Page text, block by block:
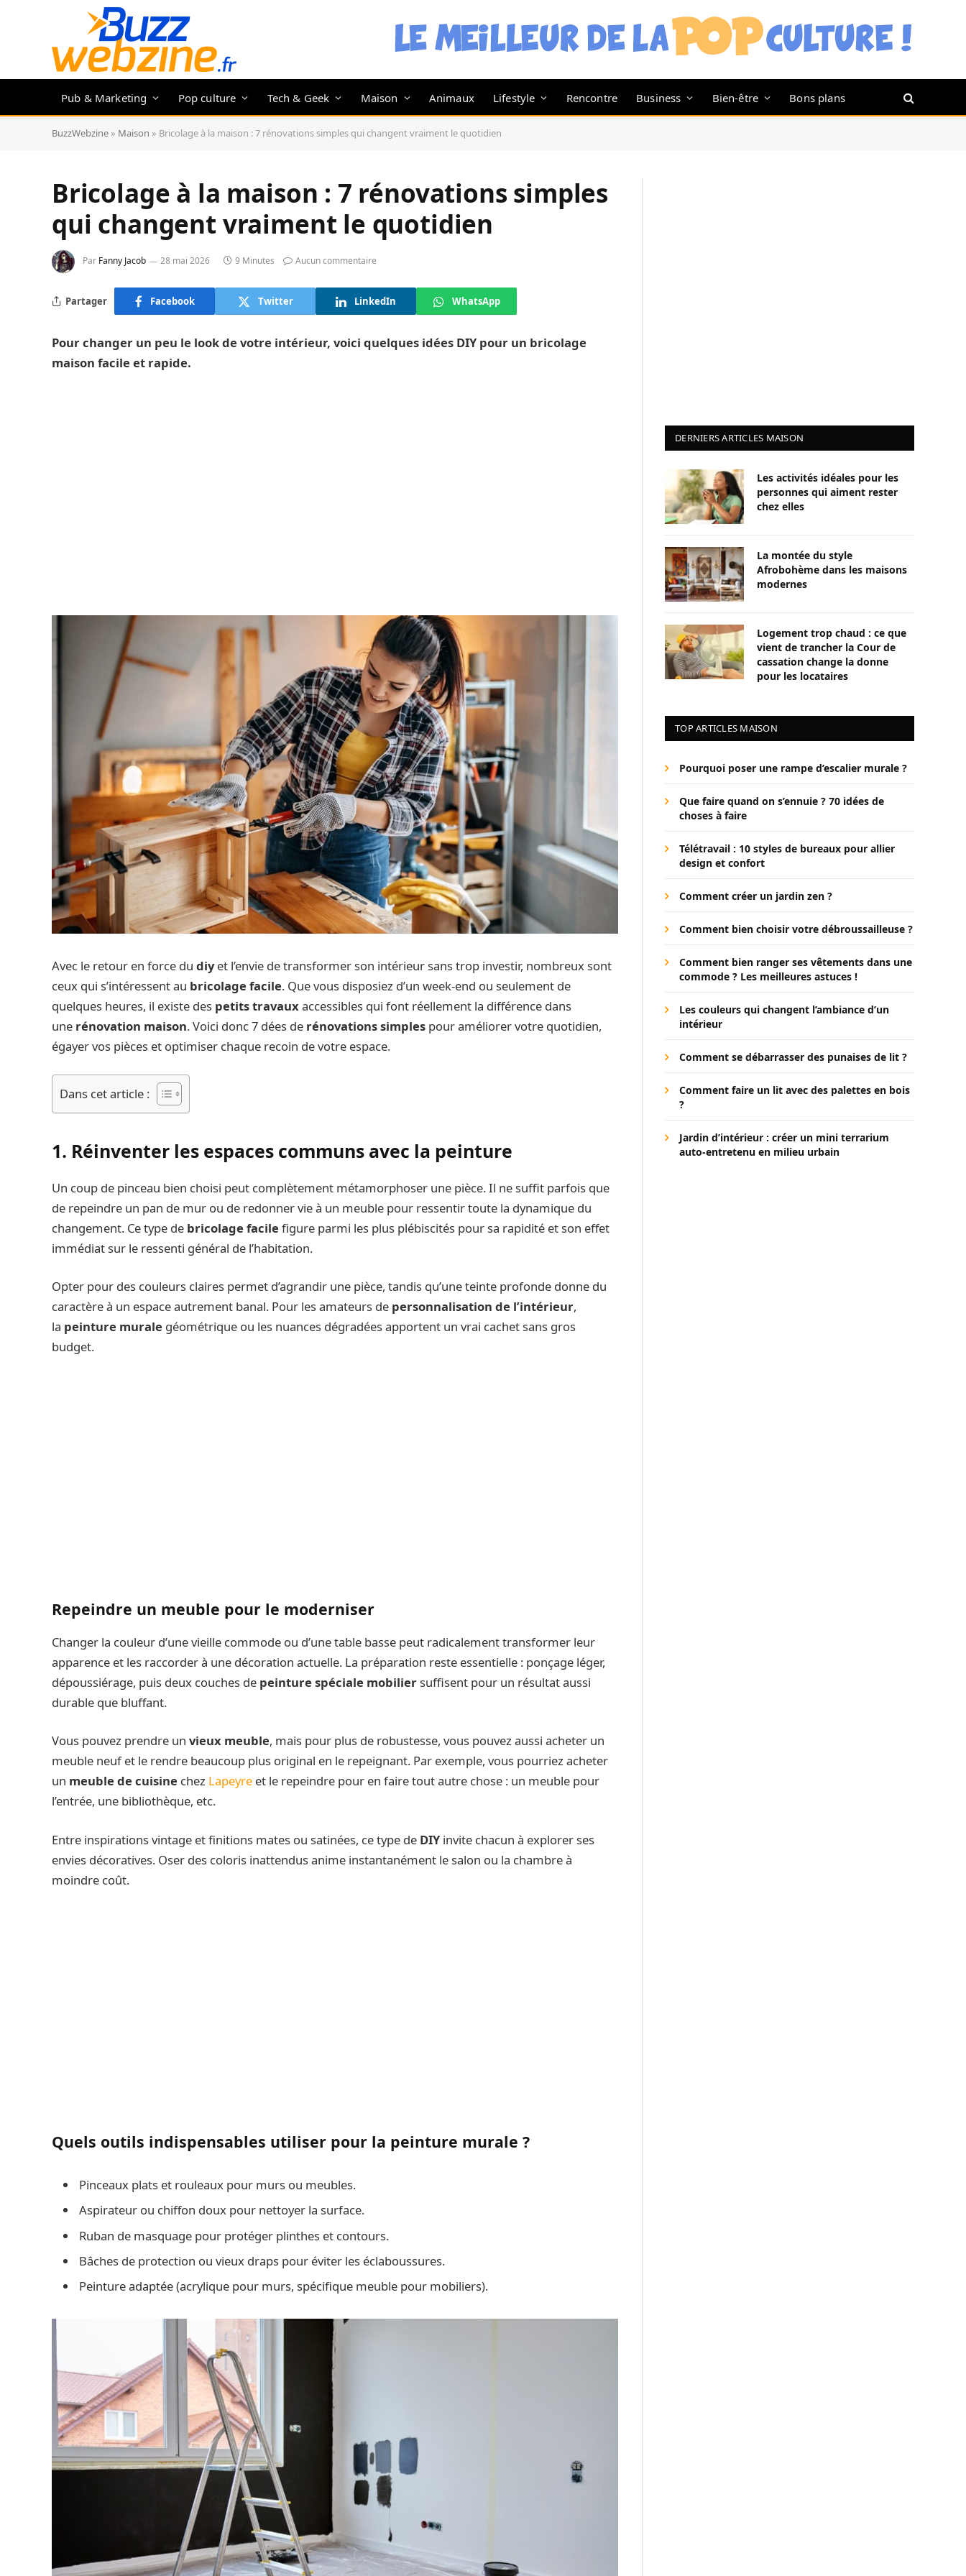
Pub & Marketing Pop culture Tech & Geek Maison Animaux Lifestyle Rencontre Business Bien-être Bons plans
BuzzWebzine » Maison » Bricolage à la maison : 7 rénovations simples qui changent vraiment le quotidien
Bricolage à la maison : 7 rénovations simples
qui changent vraiment le quotidien
Par Fanny Jacob 28 mai 2026 9 Minutes Aucun commentaire
Partager Facebook Twitter LinkedIn WhatsApp
Pour changer un peu le look de votre intérieur, voici quelques idées DIY pour un bricolage
maison facile et rapide.
Avec le retour en force du diyet l’envie de transformer son intérieur sans trop investir, nombreux sont
ceux qui s’intéressent au bricolage facile. Que vous disposiez d’un week-end ou seulement de
quelques heures, il existe des petits travauxaccessibles qui font réellement la différence dans
une rénovation maison. Voici donc 7 dées de rénovations simples pour améliorer votre quotidien,
égayer vos pièces et optimiser chaque recoin de votre espace.
Dans cet article :
1. Réinventer les espaces communs avec la peinture
Un coup de pinceau bien choisi peut complètement métamorphoser une pièce. Il ne suffit parfois que
de repeindre un pan de mur ou de redonner vie à un meuble pour ressentir toute la dynamique du
changement. Ce type de bricolage facile figure parmi les plus plébiscités pour sa rapidité et son effet
immédiat sur le ressenti général de l’habitation.
Opter pour des couleurs claires permet d’agrandir une pièce, tandis qu’une teinte profonde donne du
caractère à un espace autrement banal. Pour les amateurs de personnalisation de l’intérieur,
la peinture murale géométrique ou les nuances dégradées apportent un vrai cachet sans gros
budget.
Repeindre un meuble pour le moderniser
Changer la couleur d’une vieille commode ou d’une table basse peut radicalement transformer leur
apparence et les raccorder à une décoration actuelle. La préparation reste essentielle : ponçage léger,
dépoussiérage, puis deux couches de peinture spéciale mobiliersuffisent pour un résultat aussi
durable que bluffant.
Vous pouvez prendre un vieux meuble, mais pour plus de robustesse, vous pouvez aussi acheter un
meuble neuf et le rendre beaucoup plus original en le repeignant. Par exemple, vous pourriez acheter
un meuble de cuisine chez Lapeyre et le repeindre pour en faire tout autre chose : un meuble pour
l’entrée, une bibliothèque, etc.
Entre inspirations vintage et finitions mates ou satinées, ce type de DIYinvite chacun à explorer ses
envies décoratives. Oser des coloris inattendus anime instantanément le salon ou la chambre à
moindre coût.
Quels outils indispensables utiliser pour la peinture murale ?
Pinceaux plats et rouleaux pour murs ou meubles.
Aspirateur ou chiffon doux pour nettoyer la surface.
Ruban de masquage pour protéger plinthes et contours.
Bâches de protection ou vieux draps pour éviter les éclaboussures.
Peinture adaptée (acrylique pour murs, spécifique meuble pour mobiliers).
DERNIERS ARTICLES MAISON
Les activités idéales pour les
personnes qui aiment rester
chez elles
La montée du style
Afrobohème dans les maisons
modernes
Logement trop chaud : ce que
vient de trancher la Cour de
cassation change la donne
pour les locataires
TOP ARTICLES MAISON
Pourquoi poser une rampe d’escalier murale ?
Que faire quand on s’ennuie ? 70 idées de
choses à faire
Télétravail : 10 styles de bureaux pour allier
design et confort
Comment créer un jardin zen ?
Comment bien choisir votre débroussailleuse ?
Comment bien ranger ses vêtements dans une
commode ? Les meilleures astuces !
Les couleurs qui changent l’ambiance d’un
intérieur
Comment se débarrasser des punaises de lit ?
Comment faire un lit avec des palettes en bois
?
Jardin d’intérieur : créer un mini terrarium
auto-entretenu en milieu urbain